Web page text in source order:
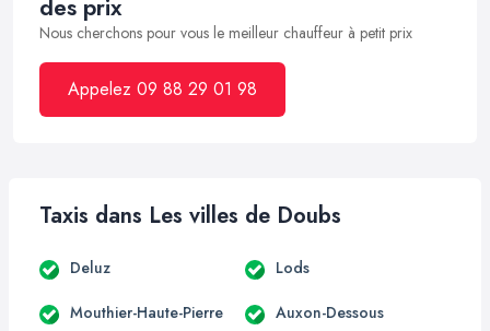
des prix
Nous cherchons pour vous le meilleur chauffeur à petit prix
Appelez 09 88 29 01 98
Taxis dans Les villes de Doubs
Deluz Lods
Mouthier-Haute-Pierre Auxon-Dessous